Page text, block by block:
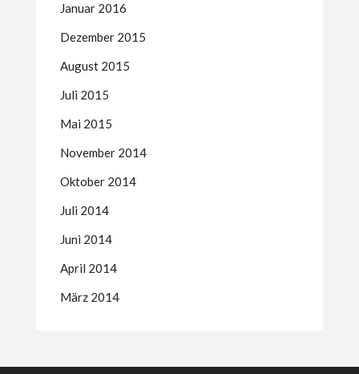
Januar 2016
Dezember 2015
August 2015
Juli 2015
Mai 2015
November 2014
Oktober 2014
Juli 2014
Juni 2014
April 2014
März 2014